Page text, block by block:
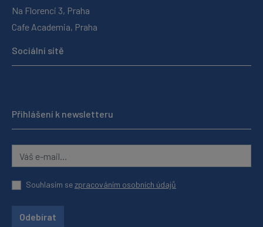
Na Florenci 3, Praha
Cafe Academia, Praha
Sociální sítě
Přihlášení k newsletteru
Souhlasím sezpracováním osobních údajů
Odebírat